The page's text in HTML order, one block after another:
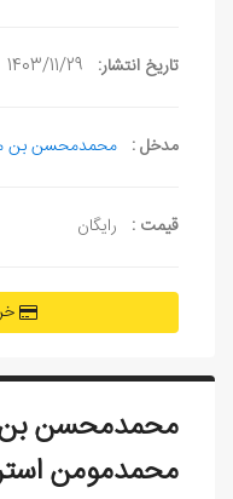
تاریخ انتشار: 1403/11/29
مدخل : محمدمحسن بن
قیمت : رایگان
محمدمحسن
محمدمومن